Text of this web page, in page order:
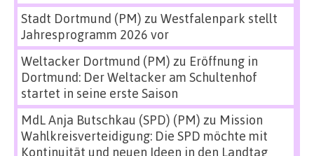
Stadt Dortmund (PM) zu Westfalenpark stellt
Jahresprogramm 2026 vor
Weltacker Dortmund (PM) zu Eröffnung in
Dortmund: Der Weltacker am Schultenhof
startet in seine erste Saison
MdL Anja Butschkau (SPD) (PM) zu Mission
Wahlkreisverteidigung: Die SPD möchte mit
Kontinuität und neuen Ideen in den Landtag